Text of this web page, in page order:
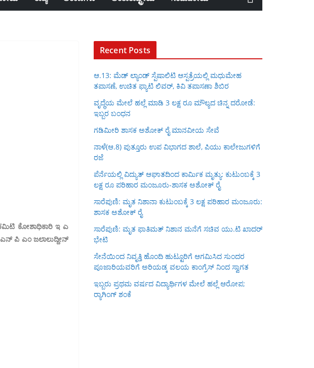
ಕೋಶಾಧಿಕಾರಿ ಇ ಎ
ಪಿ ಎಂ ಜಲಾಲುದ್ದೀನ್
Recent Posts
ಆ.13: ಮೆಡ್ ಲ್ಯಾಂಡ್ ಸ್ಪೆಷಾಲಿಟಿ ಆಸ್ಪತ್ರೆಯಲ್ಲಿ ಮಧುಮೇಹ
ತಪಾಸಣೆ, ಉಚಿತ ಫ್ಯಾಟಿ ಲಿವರ್, ಕಿವಿ ತಪಾಸಣಾ ಶಿಬಿರ
ವೃದ್ಧೆಯ ಮೇಲೆ ಹಲ್ಲೆ ಮಾಡಿ 3 ಲಕ್ಷ ರೂ ಮೌಲ್ಯದ ಚಿನ್ನ ದರೋಡೆ:
ಇಬ್ಬರ ಬಂಧನ
ಗಡಿಮೀರಿ ಶಾಸಕ ಅಶೋಕ್ ರೈ ಮಾನವೀಯ ಸೇವೆ
ನಾಳೆ(ಆ.8) ಪುತ್ತೂರು ಉಪ ವಿಭಾಗದ ಶಾಲೆ, ಪಿಯು ಕಾಲೇಜುಗಳಿಗೆ
ರಜೆ
ಪೆರ್ನೆಯಲ್ಲಿ ವಿದ್ಯುತ್ ಆಘಾತದಿಂದ ಕಾರ್ಮಿಕ ಮೃತ್ಯು: ಕುಟುಂಬಕ್ಕೆ 3
ಲಕ್ಷ ರೂ ಪರಿಹಾರ ಮಂಜೂರು-ಶಾಸಕ ಅಶೋಕ್ ರೈ
ಸಾರೆಪುಣಿ: ಮೃತ ನಿಶಾನಾ ಕುಟುಂಬಕ್ಕೆ 3 ಲಕ್ಷ ಪರಿಹಾರ ಮಂಜೂರು:
ಶಾಸಕ ಅಶೋಕ್ ರೈ
ಸಾರೆಪುಣಿ: ಮೃತ ಫಾತಿಮತ್ ನಿಶಾನ ಮನೆಗೆ ಸಚಿವ ಯು.ಟಿ ಖಾದರ್
ಭೇಟಿ
ಸೇನೆಯಿಂದ ನಿವೃತ್ತಿ ಹೊಂದಿ ಹುಟ್ಟೂರಿಗೆ ಆಗಮಿಸಿದ ಸುಂದರ
ಪೂಜಾರಿಯವರಿಗೆ ಅರಿಯಡ್ಕ ವಲಯ ಕಾಂಗ್ರೆಸ್ ನಿಂದ ಸ್ವಾಗತ
ಇಬ್ಬರು ಪ್ರಥಮ ವರ್ಷದ ವಿದ್ಯಾರ್ಥಿಗಳ ಮೇಲೆ ಹಲ್ಲೆ ಆರೋಪ;
ರ‍್ಯಾಗಿಂಗ್ ಶಂಕೆ